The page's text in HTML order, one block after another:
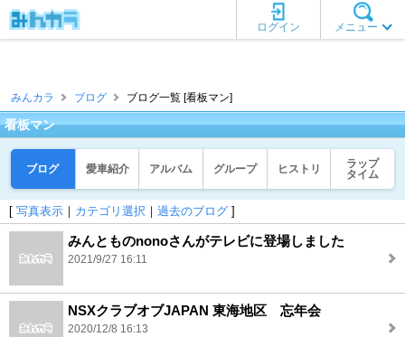
メニュー
ログイン
みんカラ ブログ ブログ一覧 [看板マン]
看板マン
ブログ 愛車紹介 アルバム グループ ヒストリ
ラップ
タイム
[ 写真表示 ｜ カテゴリ選択 ｜ 過去のブログ ]
みんとものnonoさんがテレビに登場しました
2021/9/27 16:11
NSXクラブオブJAPAN 東海地区 忘年会
2020/12/8 16:13